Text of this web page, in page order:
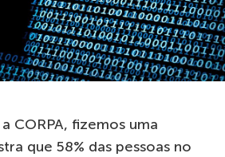
CORPA, fizemos uma
que 58% das pessoas no